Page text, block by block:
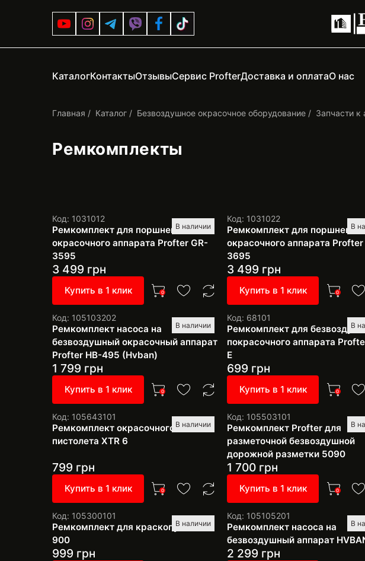
КаталогКонтактыОтзывыСервис ProfterДоставка и оплатаО нас
Главная Каталог Безвоздушное окрасочное оборудование Запчасти к
Ремкомплекты
В наличии
Код: 1031012
Ремкомплект для поршневого
окрасочного аппарата Profter GR-
3595
3 499 грн
Купить в 1 клик 0
В
Код: 1031022
Ремкомплект для
окрасочного аппарата Profter
3695
3 499 грн
Купить в 1 клик 0
В наличии
Код: 105103202
Ремкомплект насоса на
безвоздушный окрасочный аппарат
Profter HB-495 (Hvban)
1 799 грн
Купить в 1 клик 0
В
Код: 68101
Ремкомплект для
покрасочного аппарата
Е
699 грн
Купить в 1 клик 0
В наличии
Код: 105643101
Ремкомплект окрасочного
пистолета XTR 6
799 грн
Купить в 1 клик 0
В
Код: 105503101
Ремкомплект Profter для
разметочной безвоздушной
дорожной разметки 5090
1 700 грн
Купить в 1 клик 0
В наличии
Код: 105300101
Ремкомплект для краскопульта B-
900
999 грн
В
Код: 105105201
Ремкомплект насоса на
безвоздушный аппарат
2 299 грн